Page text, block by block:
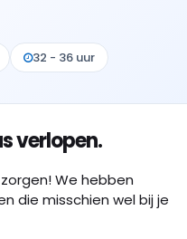
32 - 36 uur
verlopen.
We hebben
die misschien wel bij je